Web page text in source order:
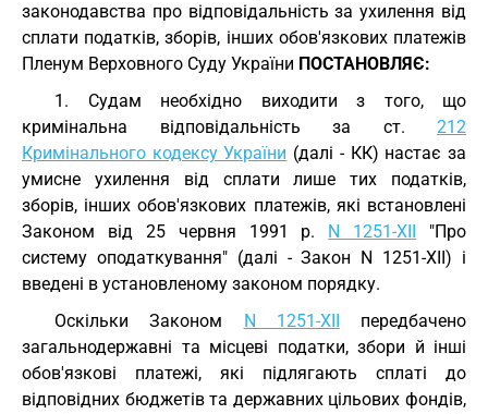
законодавства про відповідальність за ухилення від
сплати податків, зборів, інших обов'язкових платежів
Пленум Верховного Суду України ПОСТАНОВЛЯЄ:
1. Судам необхідно виходити з того, що
кримінальна відповідальність за ст. 212
Кримінального кодексу України (далі - КК) настає за
умисне ухилення від сплати лише тих податків,
зборів, інших обов'язкових платежів, які встановлені
Законом від 25 червня 1991 р. N 1251-XII "Про
систему оподаткування" (далі - Закон N 1251-XII) і
введені в установленому законом порядку.
Оскільки Законом N 1251-XII передбачено
загальнодержавні та місцеві податки, збори й інші
обов'язкові платежі, які підлягають сплаті до
відповідних бюджетів та державних цільових фондів,